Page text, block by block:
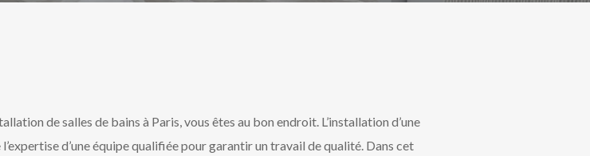
de salles de bains à Paris, vous êtes au bon endroit. L’installation d’une
d’une équipe qualifiée pour garantir un travail de qualité. Dans cet